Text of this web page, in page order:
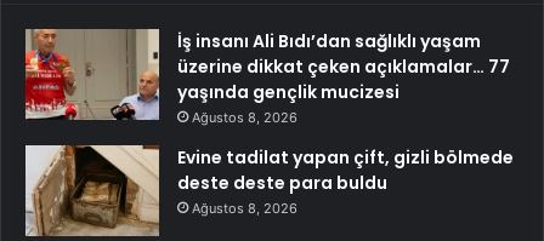
İş insanı Ali Bıdı’dan sağlıklı yaşam
üzerine dikkat çeken açıklamalar… 77
yaşında gençlik mucizesi
Ağustos 8, 2026
Evine tadilat yapan çift, gizli bölmede
deste deste para buldu
Ağustos 8, 2026